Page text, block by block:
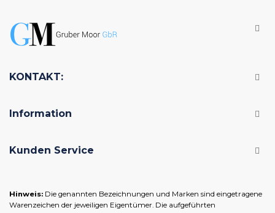
KONTAKT:
Information
Kunden Service
Hinweis: Die genannten Bezeichnungen und Marken sind eingetragene
Warenzeichen der jeweiligen Eigentümer. Die aufgeführten